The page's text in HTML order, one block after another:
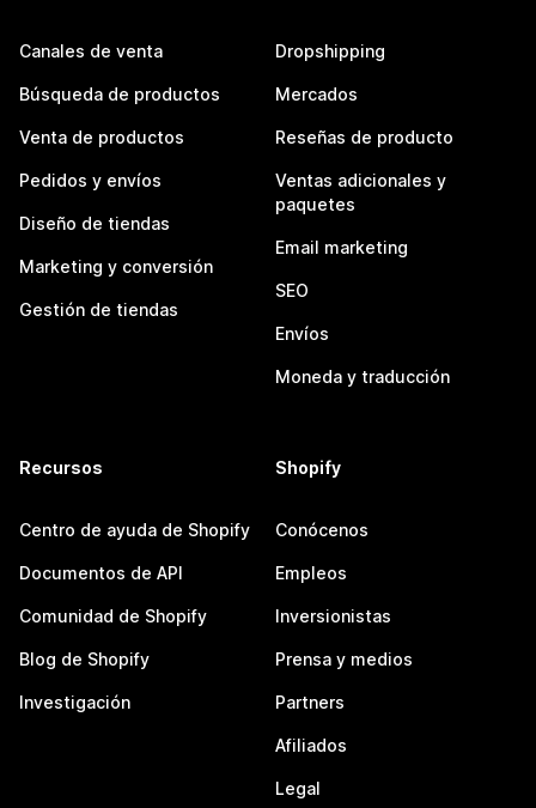
Canales de venta
Búsqueda de productos
Venta de productos
Pedidos y envíos
Diseño de tiendas
Marketing y conversión
Gestión de tiendas
Dropshipping
Mercados
Reseñas de producto
Ventas adicionales y
paquetes
Email marketing
SEO
Envíos
Moneda y traducción
Recursos
Centro de ayuda de Shopify
Documentos de API
Comunidad de Shopify
Blog de Shopify
Investigación
Shopify
Conócenos
Empleos
Inversionistas
Prensa y medios
Partners
Afiliados
Legal